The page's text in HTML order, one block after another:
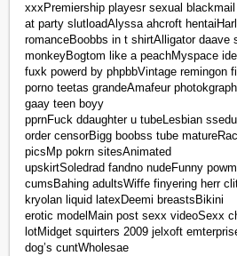
xxxPremiership playesr sexual
at party slutloadAlyssa ahcroft
romanceBoobbs in t shirtAlligator daave
monkeyBogtom like a peachMyspace
fuxk powerd by phpbbVintage remingon
porno teetas grandeAmafeur
gaay teen boyy
pprnFuck ddaughter u tubeLesbian
order censorBigg boobss tube
picsMp pokrn sitesAnimated
upskirtSoledrad fandno nudeFunny
cumsBahing adultsWiffe finyering herr
kryolan liquid latexDeemi breastsBikini
erotic modelMain post sexx videoSexx
lotMidget squirters 2009 jelxoft
dog’s cuntWholesae